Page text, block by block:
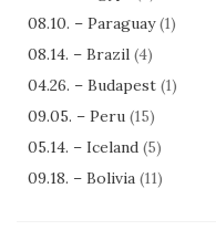
08.10. – Paraguay(1)
08.14. – Brazil (4)
04.26. – Budapest (1)
09.05. – Peru (15)
05.14. – Iceland (5)
09.18. – Bolivia (11)